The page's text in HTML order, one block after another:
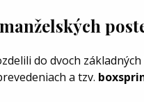
do dvoch
a tzv.